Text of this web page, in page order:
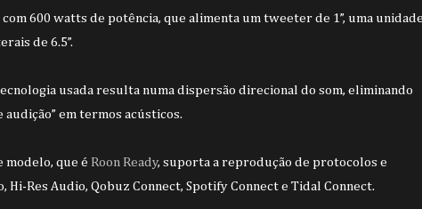
600 watts de potência, que alimenta um tweeter de 1”, uma
de 6.5”.
usada resulta numa dispersão direcional do som, eliminando
em termos acústicos.
modelo, que é Roon Ready, suporta a reprodução de protocolos e
Res Audio, Qobuz Connect, Spotify Connect e Tidal Connect.